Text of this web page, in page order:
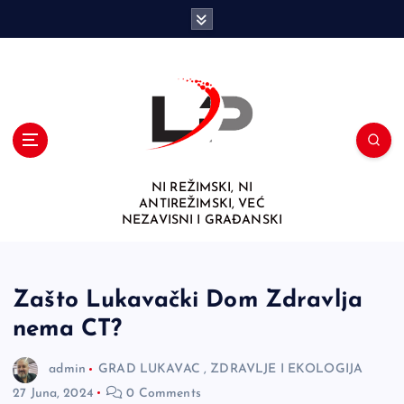
NI REŽIMSKI, NI
ANTIREŽIMSKI, VEĆ
NEZAVISNI I GRAĐANSKI
Zašto Lukavački Dom Zdravlja
nema CT?
admin GRAD LUKAVAC , ZDRAVLJE I EKOLOGIJA
27 Juna, 2024
0 Comments